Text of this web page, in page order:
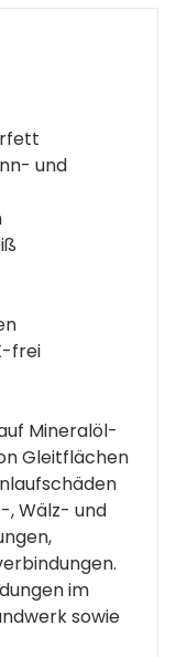
und
frei
Mineralöl-
Gleitflächen
, Wälz- und
im
sowie